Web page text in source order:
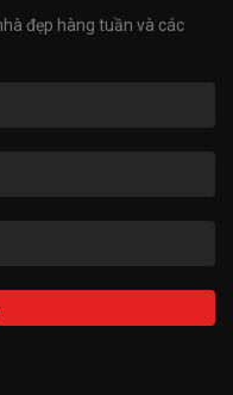
đẹp hàng tuần và các